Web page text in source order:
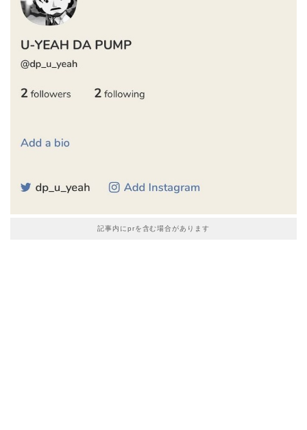
記事内にprを含む場合があります